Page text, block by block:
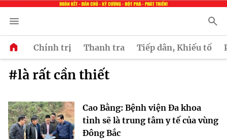
Chính trị Thanh tra Tiếp dân, Khiếu tố
#là rất cần thiết
Cao Bằng: Bệnh viện Đa khoa
tỉnh sẽ là trung tâm y tế của vùng
Đông Bắc